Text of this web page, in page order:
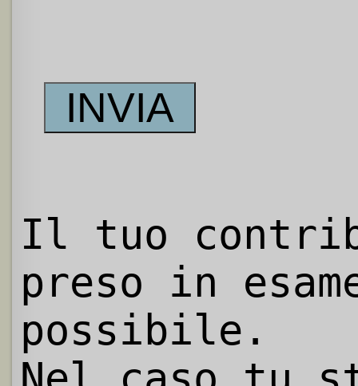
Il tuo
preso in
possibile.